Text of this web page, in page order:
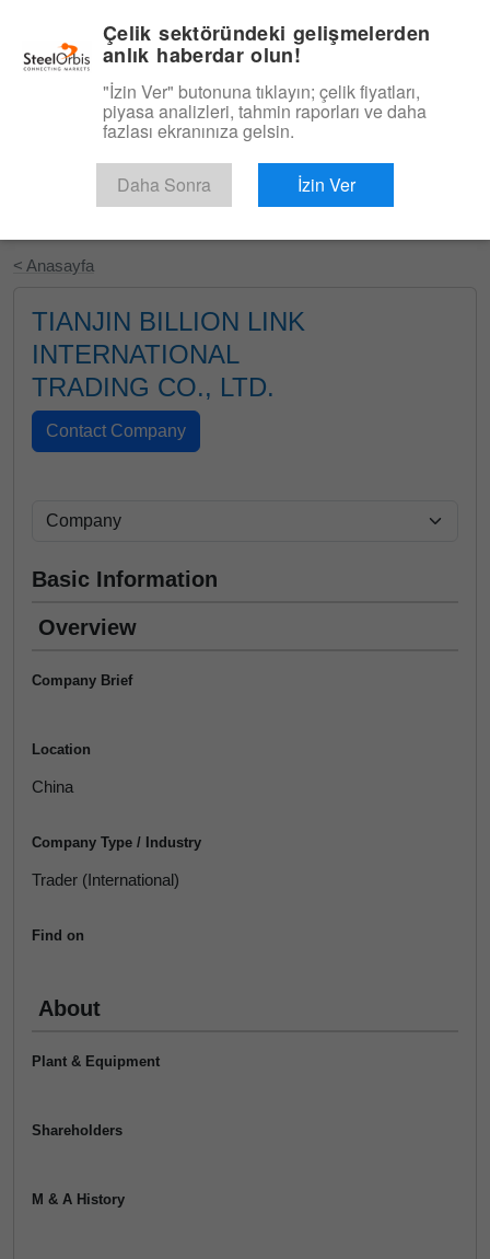
Ücretsiz Deneyin
< Anasayfa
TIANJIN BILLION LINK
INTERNATIONAL
TRADING CO., LTD.
Basic Information
Overview
Company Brief
Location
China
Company Type / Industry
Trader (International)
Find on
About
Plant & Equipment
Shareholders
M & A History
Çelik sektöründeki gelişmelerden
anlık haberdar olun!
"İzin Ver" butonuna tıklayın; çelik fiyatları,
piyasa analizleri, tahmin raporları ve daha
fazlası ekranınıza gelsin.
Daha Sonra İzin Ver